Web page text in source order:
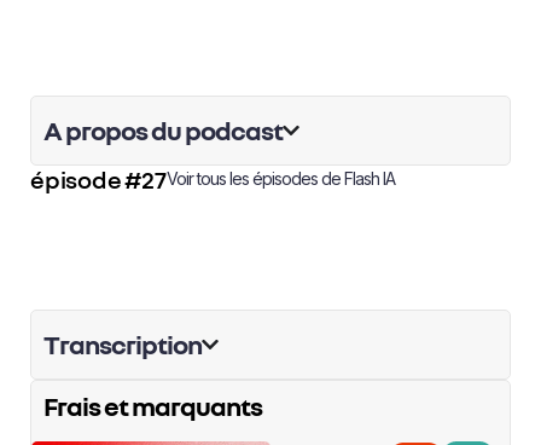
A propos du podcast
épisode #27Voir tous les épisodes deFlash IA
Transcription
Frais et marquants